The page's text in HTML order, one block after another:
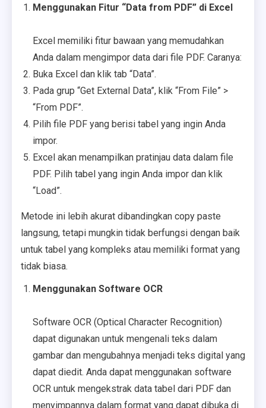
Menggunakan Fitur “Data from PDF” di Excel
Excel memiliki fitur bawaan yang memudahkan
Anda dalam mengimpor data dari file PDF. Caranya:
Buka Excel dan klik tab “Data”.
Pada grup “Get External Data”, klik “From File” >
“From PDF”.
Pilih file PDF yang berisi tabel yang ingin Anda
impor.
Excel akan menampilkan pratinjau data dalam file
PDF. Pilih tabel yang ingin Anda impor dan klik
“Load”.
Metode ini lebih akurat dibandingkan copy paste
langsung, tetapi mungkin tidak berfungsi dengan baik
untuk tabel yang kompleks atau memiliki format yang
tidak biasa.
Menggunakan Software OCR
Software OCR (Optical Character Recognition)
dapat digunakan untuk mengenali teks dalam
gambar dan mengubahnya menjadi teks digital yang
dapat diedit. Anda dapat menggunakan software
OCR untuk mengekstrak data tabel dari PDF dan
menyimpannya dalam format yang dapat dibuka di